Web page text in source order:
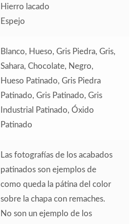
Hierro lacado
Espejo
Blanco, Hueso, Gris Piedra, Gris,
Sahara, Chocolate, Negro,
Hueso Patinado, Gris Piedra
Patinado, Gris Patinado, Gris
Industrial Patinado, Óxido
Patinado
Las fotografías de los acabados
patinados son ejemplos de
como queda la pátina del color
sobre la chapa con remaches.
No son un ejemplo de los